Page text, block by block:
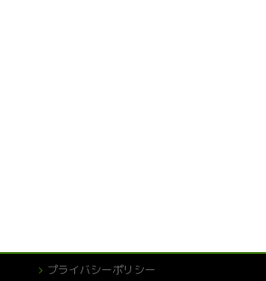
プライバシーポリシー